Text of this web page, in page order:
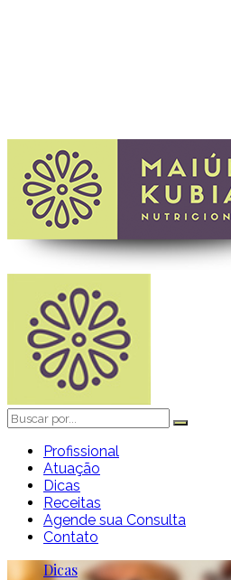
Profissional
Atuação
Dicas
Receitas
Agende sua Consulta
Contato
Dicas